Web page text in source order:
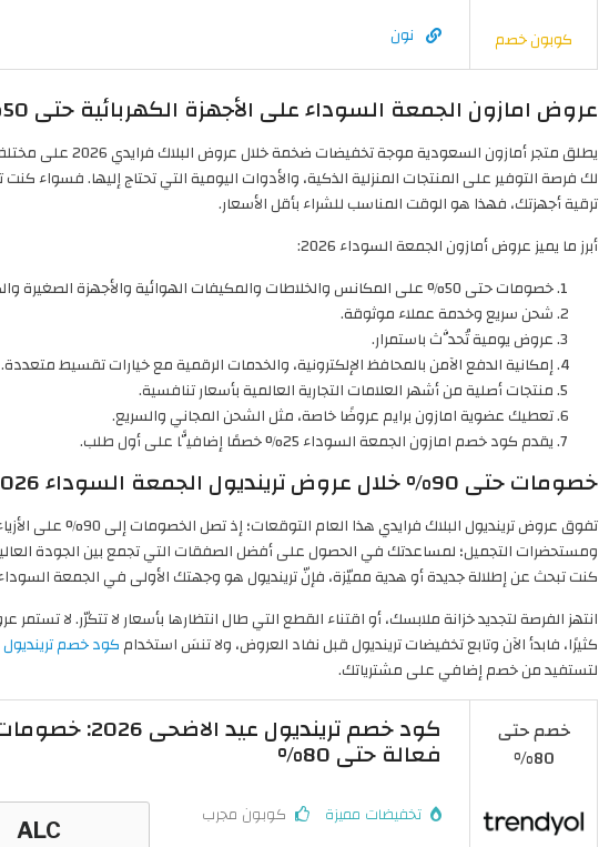
كوبون خصم
نون
عروض امازون الجمعة السوداء على الأجهزة الكهربائية حتى 50%
يطلق متجر أمازون السعودية
لك فرصة التوفير على المنتجات المنزلية الذكية، والأدوات اليومية التي تحتاج إليها. فسواء
ترقية أجهزتك، فهذا هو الوقت المناسب للشراء بأقل الأسعار.
أبرز ما يميز عروض أمازون الجمعة السوداء 2026:
خصومات حتى 50% على المكانس والخلاطات والمكيفات الهوائية والأجهزة الصغيرة والكبيرة.
شحن سريع وخدمة عملاء موثوقة.
عروض يومية تُحدَّث باستمرار.
إمكانية الدفع الآمن بالمحافظ الإلكترونية، والخدمات الرقمية مع خيارات تقسيط متعددة.
منتجات أصلية من أشهر العلامات التجارية العالمية بأسعار تنافسية.
تعطيك عضوية امازون برايم عروضًا خاصة، مثل الشحن المجاني والسريع.
يقدم كود خصم امازون الجمعة السوداء 25% خصمًا إضافيًّا على أول طلب.
خصومات حتى 90% خلال عروض ترينديول الجمعة السوداء 2026
تفوق عروض ترينديول البلاك فرايدي هذا
ومستحضرات التجميل؛ لمساعدتك في الحصول على أفضل الصفقات التي تجمع بين الجودة
كنت تبحث عن إطلالة جديدة أو هدية مميّزة، فإنّ ترينديول هو وجهتك الأولى في الجمعة
انتهز الفرصة لتجديد خزانة ملابسك، أو اقتناء القطع التي طال انتظارها بأسعار لا تتكرّر. لا تستمر
كثيرًا، فابدأ الآن وتابع تخفيضات ترينديول قبل نفاد العروض، ولا تنسَ استخدامكود خصم ترينديول
لتستفيد من خصم إضافي على مشترياتك.
خصم حتى
80%
كود خصم ترينديول عيد
فعالة حتى 80%
تخفيضات مميزة كوبون مجرب